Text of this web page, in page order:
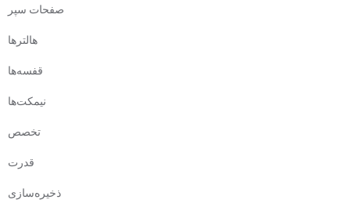
صفحات سپر
هالترها
قفسه‌ها
نیمکت‌ها
تخصص
قدرت
ذخیره‌سازی